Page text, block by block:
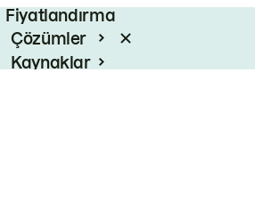
Fiyatlandırma
Çözümler
Kaynaklar